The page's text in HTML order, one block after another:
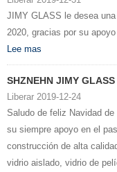
JIMY GLASS le desea
2020, gracias por su
Lee mas
SHZNEHN JIMY
Liberar 2019-12-24
Saludo de feliz Navidad
su siempre apoyo en el
construcción de alta
vidrio aislado, vidrio de